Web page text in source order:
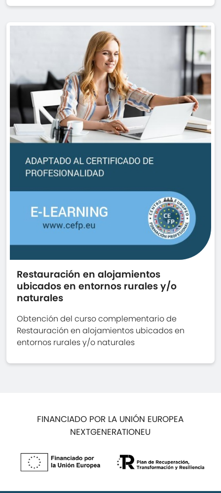
Restauración en alojamientos
ubicados en entornos rurales y/o
naturales
Obtención del curso complementario de
Restauración en alojamientos ubicados en
entornos rurales y/o naturales
FINANCIADO POR LA UNIÓN EUROPEA
NEXTGENERATIONEU